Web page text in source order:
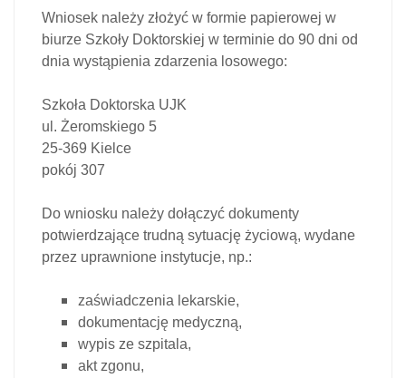
Wniosek należy złożyć w formie papierowej w
biurze Szkoły Doktorskiej w terminie do 90 dni od
dnia wystąpienia zdarzenia losowego:
Szkoła Doktorska UJK
ul. Żeromskiego 5
25-369 Kielce
pokój 307
Do wniosku należy dołączyć dokumenty
potwierdzające trudną sytuację życiową, wydane
przez uprawnione instytucje, np.:
zaświadczenia lekarskie,
dokumentację medyczną,
wypis ze szpitala,
akt zgonu,